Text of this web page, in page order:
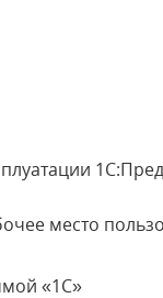
место
«1С»